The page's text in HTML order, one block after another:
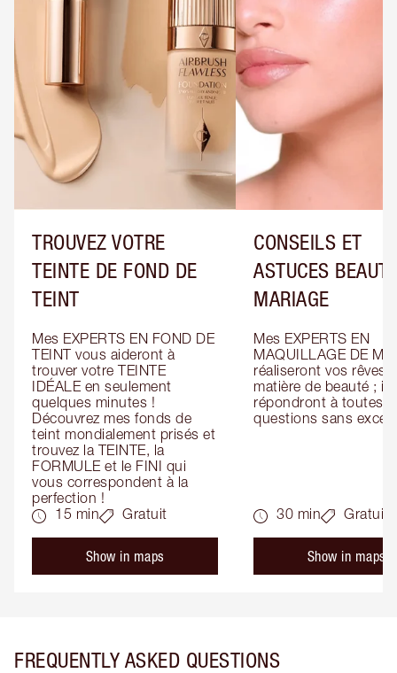
TROUVEZ VOTRE
TEINTE DE FOND DE
TEINT
Mes EXPERTS EN FOND DE
TEINT vous aideront à
trouver votre TEINTE
IDÉALE en seulement
quelques minutes !
Découvrez mes fonds de
teint mondialement prisés et
trouvez la TEINTE, la
FORMULE et le FINI qui
vous correspondent à la
perfection !
15 min
Gratuit
Show in maps
CONSEILS ET
ASTUCES
MARIAGE
Mes EXPERTS EN
MAQUILLAGE DE
réaliseront vos rêves
matière de beauté ; ils
répondront à toutes
questions sans
30 min Gratuit
Show in maps
FREQUENTLY ASKED QUESTIONS